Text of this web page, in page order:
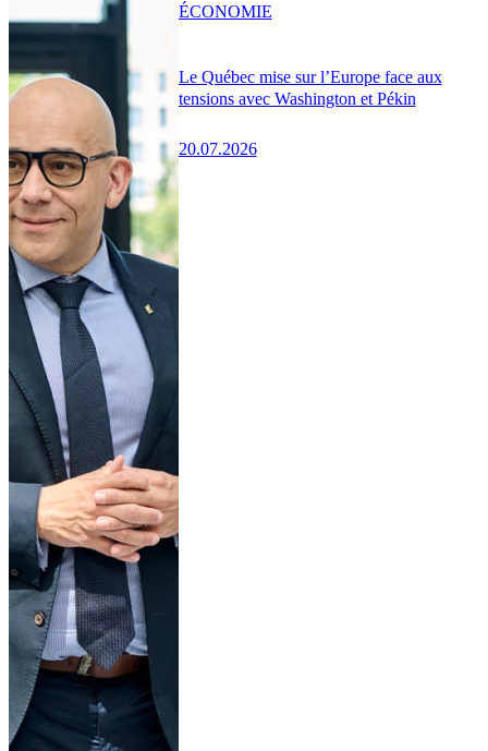
Le Québec mise sur l’Europe face aux
tensions avec Washington et Pékin
20.07.2026
ÉCONOMIE